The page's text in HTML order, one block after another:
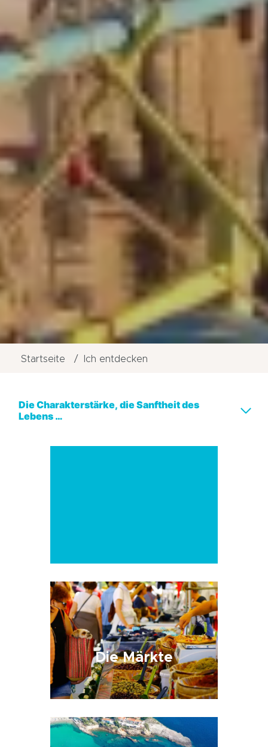
Startseite Ich entdecken
Die Charakterstärke, die Sanftheit des
Lebens …
Die Märkte